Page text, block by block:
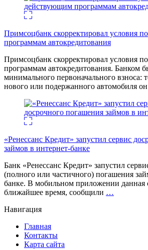
Примсоцбанк скорректировал условия
программам автокредитования
Примсоцбанк скорректировал условия
программам автокредитования. Банком
минимального первоначального взноса:
нового или подержанного автомобиля он
«Ренессанс Кредит» запустил сервис
займов в интернет-банке
Банк «Ренессанс Кредит» запустил
(полного или частичного) погашения
банке. В мобильном приложении данная
ближайшее время, сообщили …
Навигация
Главная
Контакты
Карта сайта